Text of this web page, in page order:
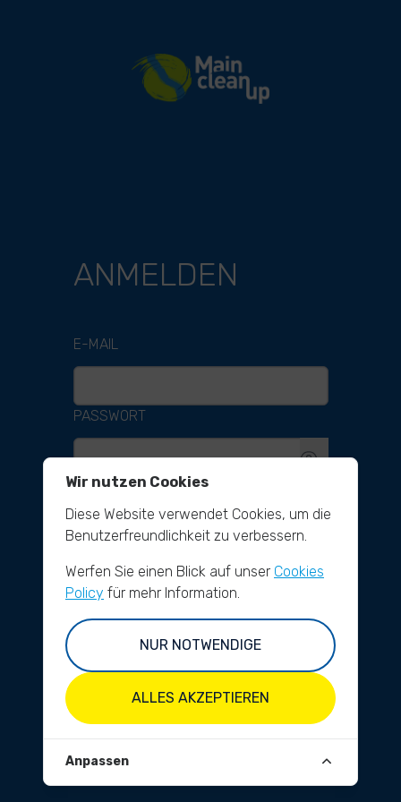
River Cleanup
ANMELDEN
E-MAIL
PASSWORT
ANMELDEN
DU HAST NOCH KEIN KONTO?
REGISTRIEREN
PASSWORT VERGESSEN?
PASSWORT ZURÜCKSETZEN
Wir nutzen Cookies
Diese Website verwendet Cookies, um die
Benutzerfreundlichkeit zu verbessern.
Werfen Sie einen Blick auf unser Cookies
Policy für mehr Information.
NUR NOTWENDIGE
ALLES AKZEPTIEREN
Anpassen